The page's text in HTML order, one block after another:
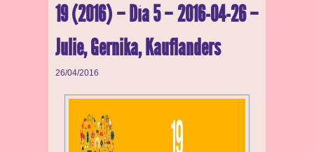
19 (2016) – Día 5 – 2016-04-26 –
Julie, Gernika, Kauflanders
26/04/2016